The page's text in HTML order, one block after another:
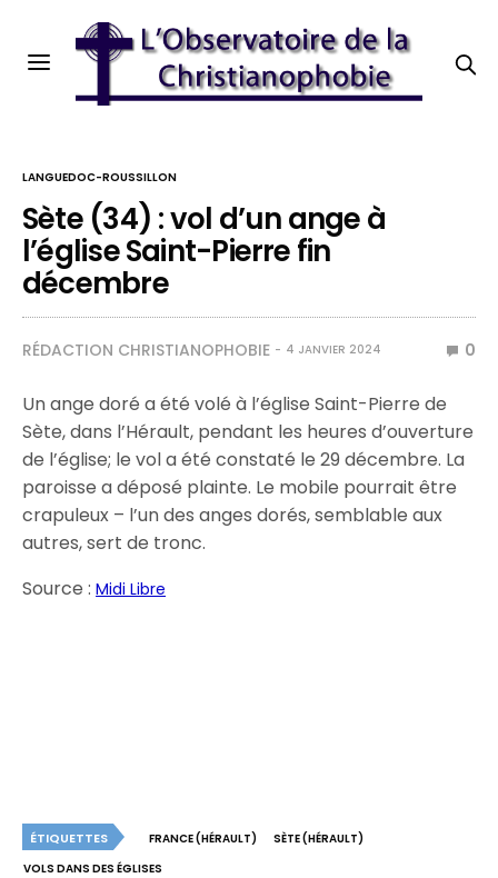
LANGUEDOC-ROUSSILLON
Sète (34) : vol d’un ange à
l’église Saint-Pierre fin
décembre
RÉDACTION CHRISTIANOPHOBIE 4 JANVIER 2024 0
Un ange doré a été volé à l’église Saint-Pierre de
Sète, dans l’Hérault, pendant les heures d’ouverture
de l’église; le vol a été constaté le 29 décembre. La
paroisse a déposé plainte. Le mobile pourrait être
crapuleux – l’un des anges dorés, semblable aux
autres, sert de tronc.
Source :Midi Libre
ÉTIQUETTES FRANCE (HÉRAULT)
SÈTE (HÉRAULT)
VOLS DANS DES ÉGLISES